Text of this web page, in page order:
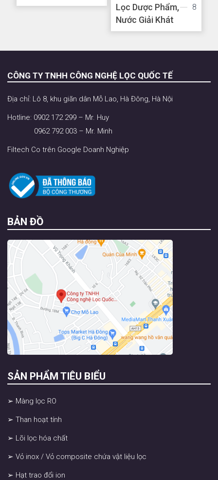
Lọc Dược Phẩm,
Nước Giải Khát
8
CÔNG TY TNHH CÔNG NGHỆ LỌC QUỐC TẾ
Địa chỉ: Lô 8, khu giãn dân Mỗ Lao, Hà Đông, Hà Nội
Hotline: 0902 172 299 – Mr. Huy
0962 792 003 – Mr. Minh
Filtech Co trên Google Doanh Nghiệp
BẢN ĐỒ
SẢN PHẨM TIÊU BIỂU
➢ Màng lọc RO
➢ Than hoạt tính
➢ Lõi lọc hóa chất
➢ Vỏ inox / Vỏ composite chứa vật liệu lọc
➢ Hạt trao đổi ion